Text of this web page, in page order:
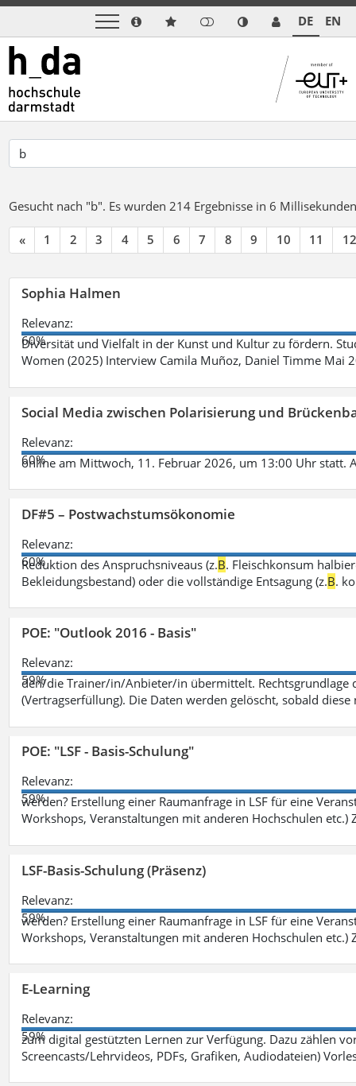
DE EN
Gesucht nach "b". Es wurden 214 Ergebnisse in 6
« 1 2 3 4 5 6 7 8 9 10 11 12
Sophia Halmen
Relevanz:
60%
Diversität und Vielfalt in der Kunst und Kultur zu fördern.
Women (2025) Interview Camila Muñoz, Daniel Timme Mai
Social Media zwischen Polarisierung und
Relevanz:
60%
online am Mittwoch, 11. Februar 2026, um 13:00 Uhr
DF#5 – Postwachstumsökonomie
Relevanz:
60%
Reduktion des Anspruchsniveaus (z.B. Fleischkonsum
Bekleidungsbestand) oder die vollständige Entsagung (z.B.
POE: "Outlook 2016 - Basis"
Relevanz:
59%
den/die Trainer/in/Anbieter/in übermittelt. Rechtsgrundlage
(Vertragserfüllung). Die Daten werden gelöscht, sobald
POE: "LSF - Basis-Schulung"
Relevanz:
59%
werden? Erstellung einer Raumanfrage in LSF für eine
Workshops, Veranstaltungen mit anderen Hochschulen etc.)
LSF-Basis-Schulung (Präsenz)
Relevanz:
59%
werden? Erstellung einer Raumanfrage in LSF für eine
Workshops, Veranstaltungen mit anderen Hochschulen etc.)
E-Learning
Relevanz:
59%
zum digital gestützten Lernen zur Verfügung. Dazu zählen
Screencasts/Lehrvideos, PDFs, Grafiken, Audiodateien)